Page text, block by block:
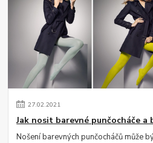
27.02.2021
Jak nosit barevné punčocháče
Nošení barevných punčocháčů může